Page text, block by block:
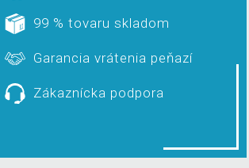
99 % tovaru skladom
Garancia vrátenia peňazí
Zákaznícka podpora